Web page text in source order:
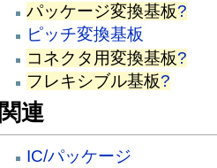
パッケージ変換基板?
ピッチ変換基板
コネクタ用変換基板?
フレキシブル基板?
関連
IC/パッケージ